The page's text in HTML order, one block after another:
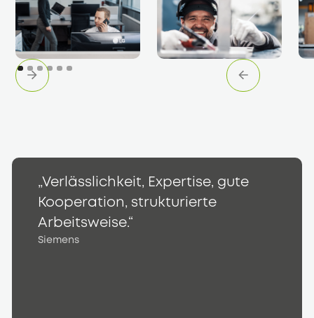
„Verlässlichkeit, Expertise, gute
Kooperation, strukturierte
Arbeitsweise.“
Siemens